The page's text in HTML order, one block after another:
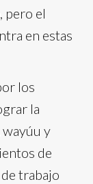
pero el
en estas
los
la
y
de
trabajo